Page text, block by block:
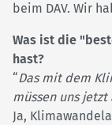
beim DAV. Wir
Was ist die
hast?
“Das mit dem
müssen uns
Ja,